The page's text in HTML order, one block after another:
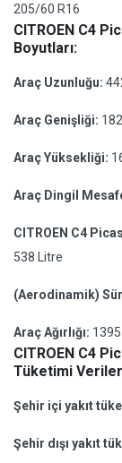
205/60 R16
CITROEN C4
Boyutları:
Araç Uzunluğu:
Araç Genişliği:
Araç Yüksekliği:
Araç Dingil
CITROEN C4
538 Litre
(Aerodinamik)
Araç Ağırlığı:
CITROEN C4
Tüketimi
Şehir içi yakıt
Şehir dışı yakıt